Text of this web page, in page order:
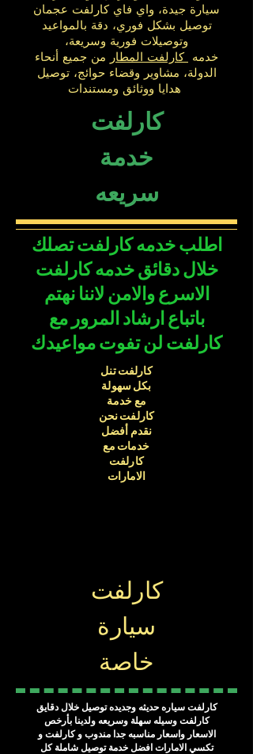
سيارة جيدة، واي فاي كارلفت عجمان
توصيل بشكل فوري، دقة بالمواعيد
وتوصيلات فورية وسريعة،
خدمه كارلفت المطار من جميع أنحاء
الدولة، مشاوير وقضاء حوائج، توصيل
كارلفت
خدمة
سريعه
اطلب خدمه كارلفت تصلك
خلال دقائق خدمه كارلفت
الاسرع والامن لاننا نهتم
باتباع ارشاد المرور مع
كارلفت لن تفوت مواعيدك
كارلفت تنل
بكل سهولة
مع خدمة
كارلفت نحن
نقدم أفضل
خدمات مع
كارلفت
الامارات
كارلفت
سيارة
خاصة
كارلفت سياره حديثه وجديده توصيل خلال دقايق
كارلفت وسيله سهلة وسريعه ولدينا بأرخص
الاسعار واسعار مناسبه جدا مندوب و كارلفت و
تكسي الامارات افضل خدمة توصيل شاملة كل